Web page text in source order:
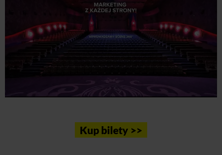
Kup bilety >>